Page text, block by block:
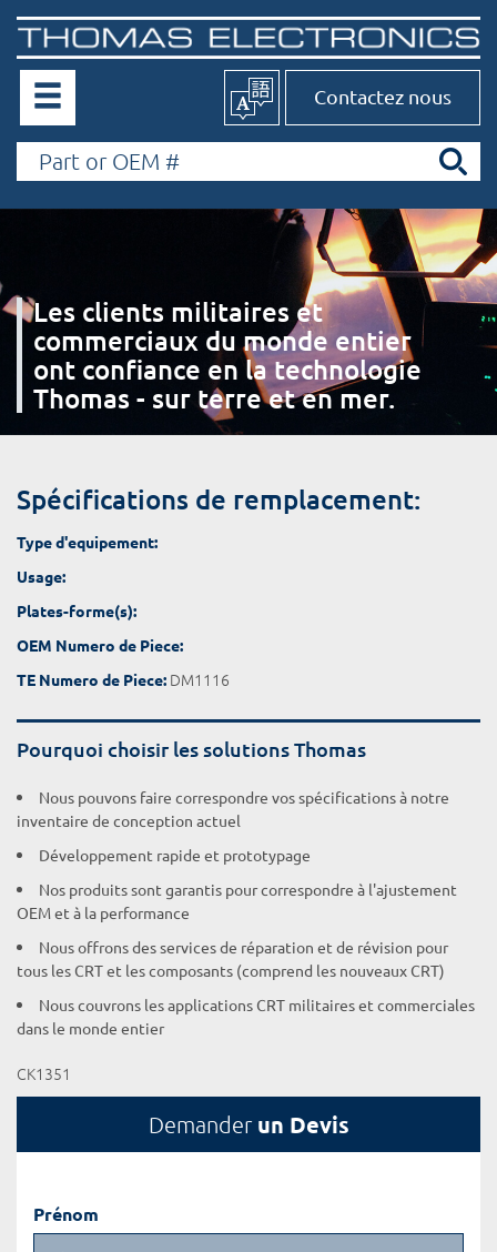
Contactez nous
Les clients militaires et
commerciaux du monde entier
ont confiance en la technologie
Thomas - sur terre et en mer.
Spécifications de remplacement:
Type d'equipement:
Usage:
Plates-forme(s):
OEM Numero de Piece:
TE Numero de Piece: DM1116
Pourquoi choisir les solutions Thomas
Nous pouvons faire correspondre vos spécifications à notre
inventaire de conception actuel
Développement rapide et prototypage
Nos produits sont garantis pour correspondre à l'ajustement
OEM et à la performance
Nous offrons des services de réparation et de révision pour
tous les CRT et les composants (comprend les nouveaux CRT)
Nous couvrons les applications CRT militaires et commerciales
dans le monde entier
CK1351
Demander un Devis
Prénom